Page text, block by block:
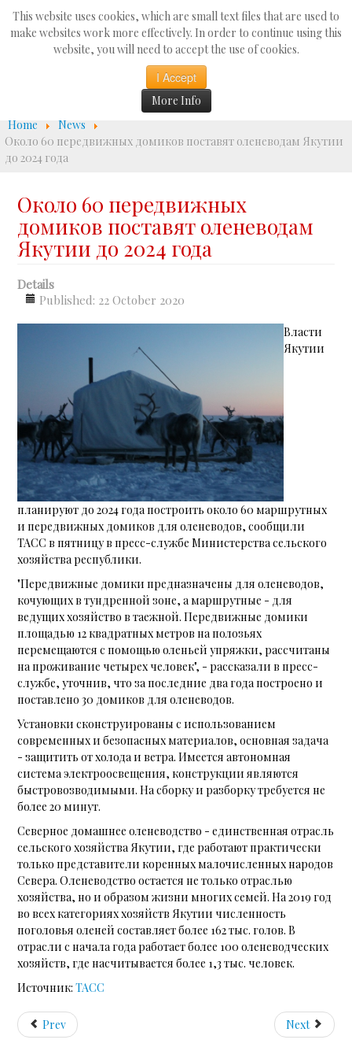
This website uses cookies, which are small text files that are used to
make websites work more effectively. In order to continue using this
website, you will need to accept the use of cookies.
I Accept
More Info
Search
...
Home
News
Около 60 передвижных домиков поставят оленеводам Якутии
до 2024 года
Около 60 передвижных
домиков поставят оленеводам
Якутии до 2024 года
Details
Published: 22 October 2020
Власти
Якутии
планируют до 2024 года построить около 60 маршрутных
и передвижных домиков для оленеводов, сообщили
ТАСС в пятницу в пресс-службе Министерства сельского
хозяйства республики.
"Передвижные домики предназначены для оленеводов,
кочующих в тундренной зоне, а маршрутные - для
ведущих хозяйство в таежной. Передвижные домики
площадью 12 квадратных метров на полозьях
перемещаются с помощью оленьей упряжки, рассчитаны
на проживание четырех человек", - рассказали в пресс-
службе, уточнив, что за последние два года построено и
поставлено 30 домиков для оленеводов.
Установки сконструированы с использованием
современных и безопасных материалов, основная задача
- защитить от холода и ветра. Имеется автономная
система электроосвещения, конструкции являются
быстровозводимыми. На сборку и разборку требуется не
более 20 минут.
Северное домашнее оленеводство - единственная отрасль
сельского хозяйства Якутии, где работают практически
только представители коренных малочисленных народов
Севера. Оленеводство остается не только отраслью
хозяйства, но и образом жизни многих семей. На 2019 год
во всех категориях хозяйств Якутии численность
поголовья оленей составляет более 162 тыс. голов. В
отрасли с начала года работает более 100 оленеводческих
хозяйств, где насчитывается более 1,3 тыс. человек.
Источник:ТАСС
Prev Next